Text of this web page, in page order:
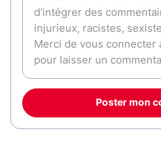
Poster mon